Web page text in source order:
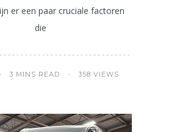
er een paar cruciale factoren
die
3 MINS READ 358 VIEWS